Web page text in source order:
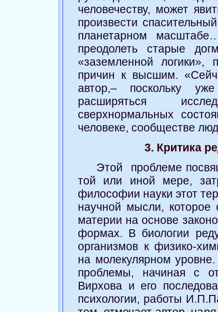
человечеству, может
произвести
планетарном
преодолеть старые
«заземленной логики»,
причин к высшим.
автор,– поскольку
расширяться
сверхнормальных
человеке, сообществе
3. Критика
Этой проблеме
той или иной мере,
философии науки этот
научной мысли,
материи на основе
формах. В биологии
организмов к физико-
на молекулярном
проблемы, начиная с
Вирхова и его
психологии, работы